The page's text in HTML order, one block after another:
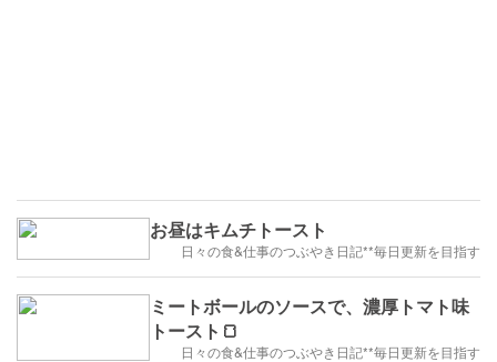
お昼はキムチトースト
日々の食&仕事のつぶやき日記**毎日更新を目指す
ミートボールのソースで、濃厚トマト味
トースト🍞
日々の食&仕事のつぶやき日記**毎日更新を目指す